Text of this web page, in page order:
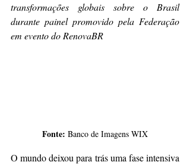
transformações globais sobre o Brasil
durante painel promovido pela Federação
em evento do RenovaBR
Fonte: Banco de Imagens WIX
O mundo deixou para trás uma fase intensiva